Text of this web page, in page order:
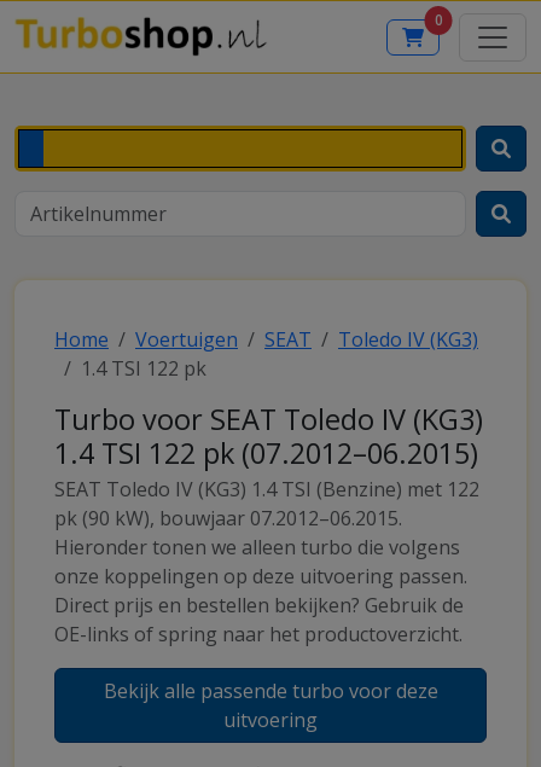
0
Home Voertuigen SEAT
Toledo IV (KG3)
1.4 TSI 122 pk
Turbo voor SEAT Toledo IV (KG3)
1.4 TSI 122 pk (07.2012–06.2015)
SEAT Toledo IV (KG3) 1.4 TSI (Benzine) met 122
pk (90 kW), bouwjaar 07.2012–06.2015.
Hieronder tonen we alleen turbo die volgens
onze koppelingen op deze uitvoering passen.
Direct prijs en bestellen bekijken? Gebruik de
OE-links of spring naar het productoverzicht.
Bekijk alle passende turbo voor deze
uitvoering